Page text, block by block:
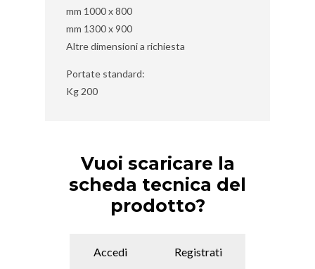
mm 1000 x 800
mm 1300 x 900
Altre dimensioni a richiesta
Portate standard:
Kg 200
Vuoi scaricare la
scheda tecnica del
prodotto?
Accedi Registrati